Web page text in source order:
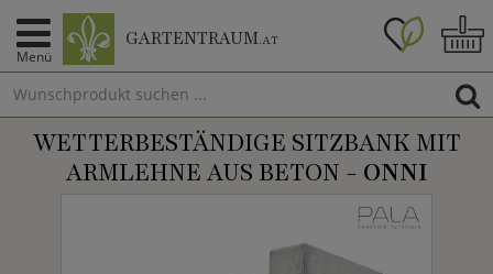
Menü
GARTENTRAUM.AT
WETTERBESTÄNDIGE SITZBANK MIT
ARMLEHNE AUS BETON - ONNI